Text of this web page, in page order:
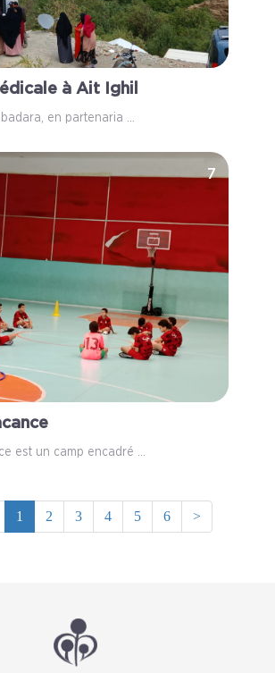
à Ait Ighil
en partenaria ...
7
est un camp encadré ...
1 2 3 4 5 6 >